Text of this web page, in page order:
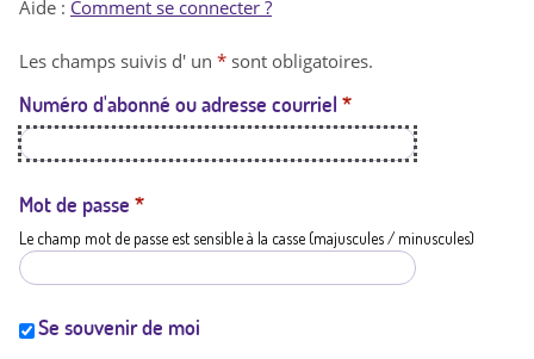
t
a
t
i
Aide : Comment se connecter ?
Les champs suivis d' un * sont obligatoires.
Numéro d'abonné ou adresse courriel *
Mot de passe *
Le champ mot de passe est sensible à la casse (majuscules / minuscules)
Se souvenir de moi